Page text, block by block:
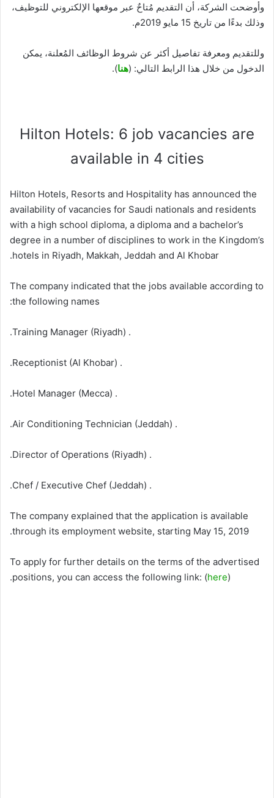
وأوضحت الشركة، أن التقديم مُتاحٌ عبر موقعها الإلكتروني للتوظيف،
وذلك بدءًا من تاريخ 15 مايو 2019م.
وللتقديم ومعرفة تفاصيل أكثر عن شروط الوظائف المُعلنة، يمكن
الدخول من خلال هذا الرابط التالي: (هنا).
Hilton Hotels: 6 job vacancies are
available in 4 cities
Hilton Hotels, Resorts and Hospitality has announced the
availability of vacancies for Saudi nationals and residents
with a high school diploma, a diploma and a bachelor’s
degree in a number of disciplines to work in the Kingdom’s
hotels in Riyadh, Makkah, Jeddah and Al Khobar.
The company indicated that the jobs available according to
the following names:
. Training Manager (Riyadh).
. Receptionist (Al Khobar).
. Hotel Manager (Mecca).
. Air Conditioning Technician (Jeddah).
. Director of Operations (Riyadh).
. Chef / Executive Chef (Jeddah).
The company explained that the application is available
through its employment website, starting May 15, 2019.
To apply for further details on the terms of the advertised
positions, you can access the following link: (here).